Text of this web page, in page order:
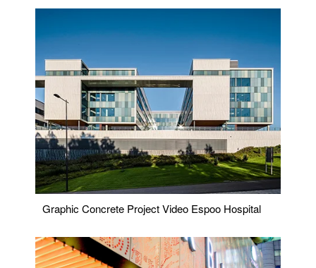
Graphic Concrete Project Video Espoo Hospital